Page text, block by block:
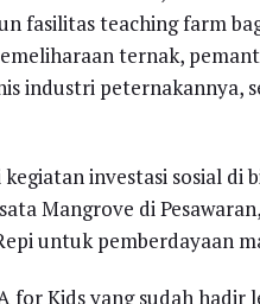
fasilitas teaching farm
ternak,
industri peternakannya,
investasi sosial di
Mangrove di
untuk pemberdayaan
for Kids yang sudah hadir